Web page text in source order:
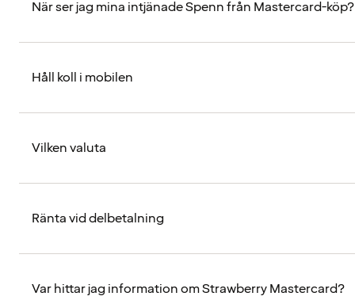
När ser jag mina intjänade Spenn från Mastercard-köp?
Håll koll i mobilen
Vilken valuta
Ränta vid delbetalning
Var hittar jag information om Strawberry Mastercard?